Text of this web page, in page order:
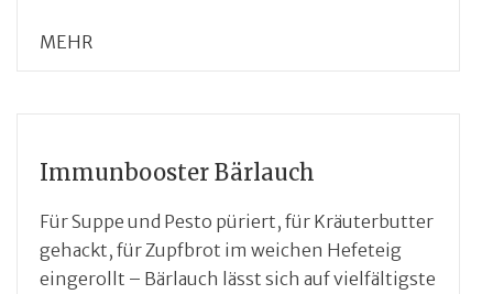
MEHR
Immunbooster Bärlauch
Für Suppe und Pesto püriert, für Kräuterbutter
gehackt, für Zupfbrot im weichen Hefeteig
eingerollt – Bärlauch lässt sich auf vielfältigste